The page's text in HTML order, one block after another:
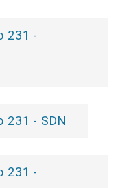
231 -
231 - SDN
231 -